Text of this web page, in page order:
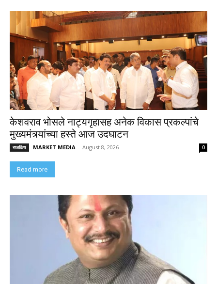
केशवराव भोसले नाट्यगृहासह अनेक विकास प्रकल्पांचे
मुख्यमंत्र्यांच्या हस्ते आज उदघाटन
राजकिय MARKET MEDIA - August 8, 2026 0
Read more